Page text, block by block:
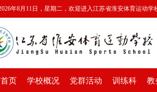
年8月11日，星期二，欢迎进入江苏省淮安体育运动学
首页 学校概况 党群活动 训练科 教